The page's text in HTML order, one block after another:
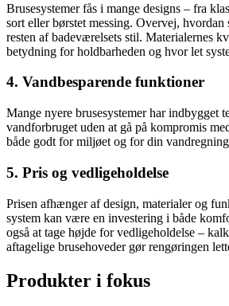
Brusesystemer fås i mange designs – fra
sort eller børstet messing. Overvej, hvordan
resten af badeværelsets stil. Materialernes
betydning for holdbarheden og hvor let
4. Vandbesparende funktioner
Mange nyere brusesystemer har indbygget
vandforbruget uden at gå på kompromis
både godt for miljøet og for din
5. Pris og vedligeholdelse
Prisen afhænger af design, materialer og
system kan være en investering i både
også at tage højde for vedligeholdelse –
aftagelige brusehoveder gør rengøringen
Produkter i fokus